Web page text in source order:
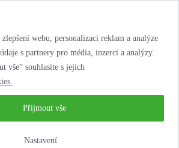
webu, personalizaci reklam a analýze
s partnery pro média, inzerci a analýzy.
vše“ souhlasíte s jejich
Nastavení
Přijmout vše
jízda životem!